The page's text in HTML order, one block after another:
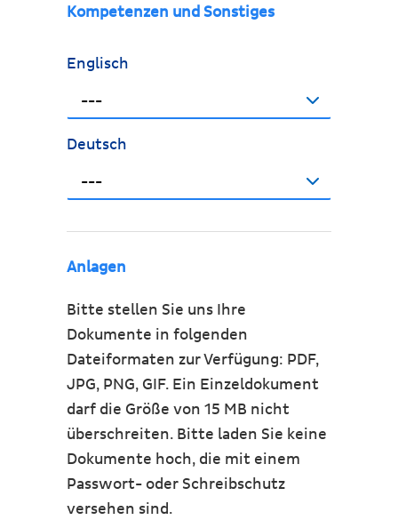
Kompetenzen und Sonstiges
Englisch
---
Deutsch
---
Anlagen
Bitte stellen Sie uns Ihre
Dokumente in folgenden
Dateiformaten zur Verfügung: PDF,
JPG, PNG, GIF. Ein Einzeldokument
darf die Größe von 15 MB nicht
überschreiten. Bitte laden Sie keine
Dokumente hoch, die mit einem
Passwort- oder Schreibschutz
versehen sind.